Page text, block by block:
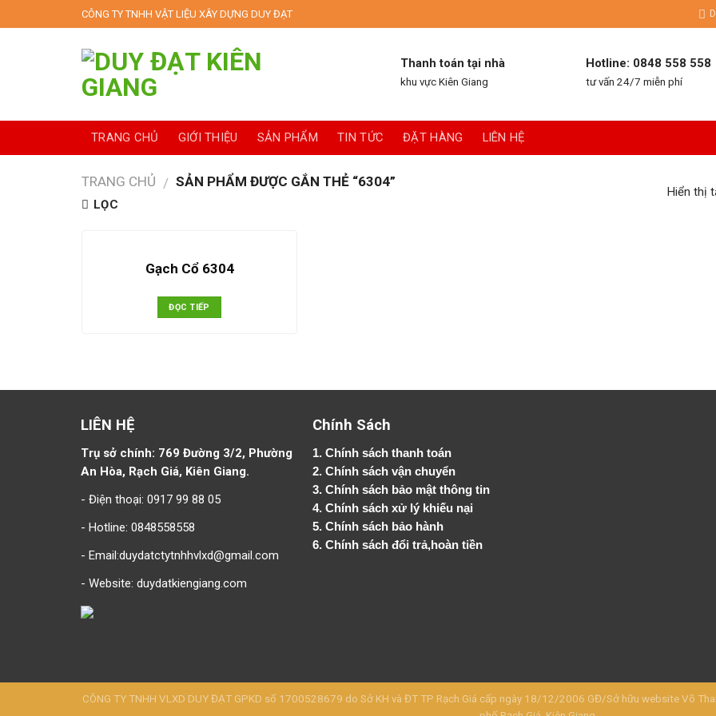
to
CÔNG TY TNHH VẬT LIỆU XÂY DỰNG DUY ĐẠT
Thanh toán tại nhà
khu vực Kiên Giang
Hotline: 0848 558 558
tư vấn 24/7 miễn phí
TRANG CHỦ GIỚI THIỆU SẢN PHẨM TIN TỨC ĐẶT HÀNG LIÊN HỆ
TRANG CHỦ / SẢN PHẨM ĐƯỢC GẮN THẺ “6304”
LỌC
Hiển thị
Gạch Cổ 6304
ĐỌC TIẾP
LIÊN HỆ
Trụ sở chính: 769 Đường 3/2, Phường
An Hòa, Rạch Giá, Kiên Giang.
- Điện thoại: 0917 99 88 05
- Hotline: 0848558558
- Email:duydatctytnhhvlxd@gmail.com
- Website: duydatkiengiang.com
Chính Sách
1.Chính sách thanh toán
2.Chính sách vận chuyển
3. Chính sách bảo mật thông tin
4.Chính sách xử lý khiếu nại
5.Chính sách bảo hành
6.Chính sách đổi trả,hoàn tiền
CÔNG TY TNHH VLXD DUY ĐẠT GPKD số 1700528679 do Sở KH và ĐT TP Rạch Giá cấp ngày 18/12/2006 GĐ/Sở hữu website Võ